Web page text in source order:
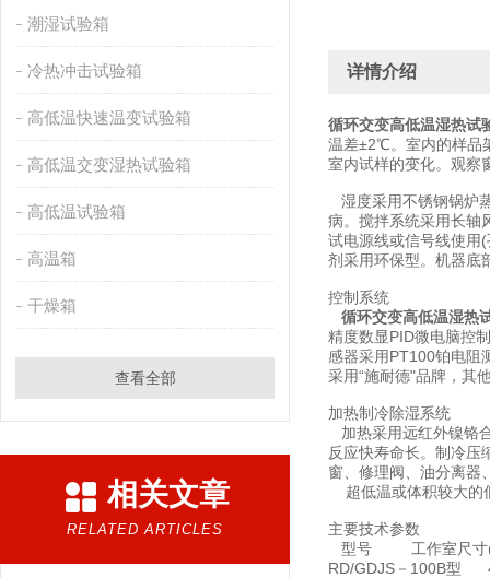
潮湿试验箱
冷热冲击试验箱
高低温快速温变试验箱
高低温交变湿热试验箱
高低温试验箱
高温箱
干燥箱
查看全部
相关文章
RELATED ARTICLES
详情介绍
循环交变高低温湿热试
温差±2℃。室内的样品
室内试样的变化。观察
湿度采用不锈钢锅炉
病。搅拌系统采用长轴
试电源线或信号线使用
剂采用环保型。机器底
控制系统
循环交变高低温湿热
精度数显PID微电脑控
感器采用PT100铂电阻
采用“施耐德"品牌，其
加热制冷除湿系统
加热采用远红外镍铬
反应快寿命长。制冷压
窗、修理阀、油分离器
超低温或体积较大的
主要技术参数
型号 工作室尺寸(
RD/GDJS－